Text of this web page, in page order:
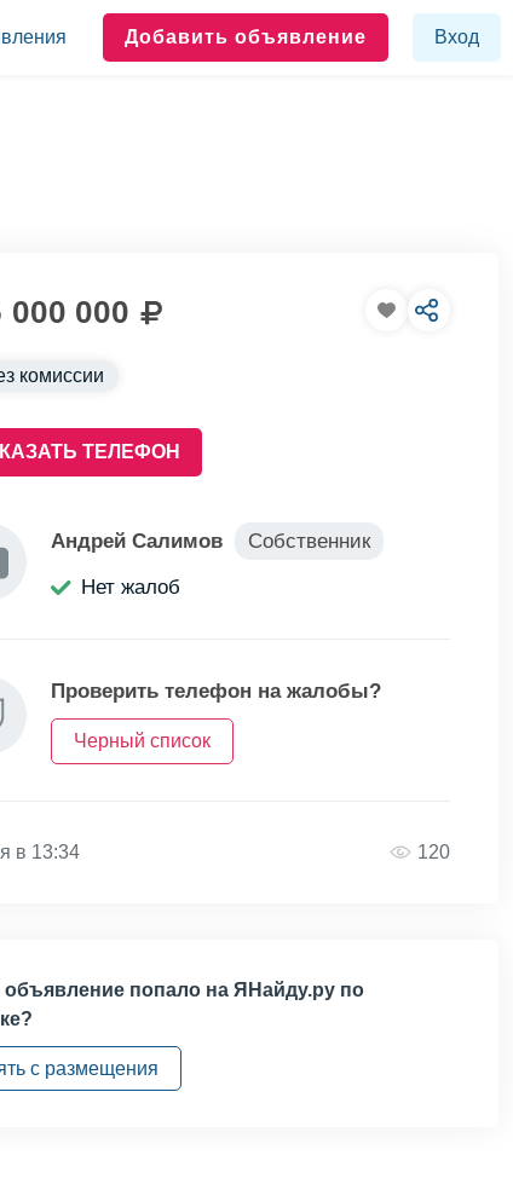
Добавить объявление Вход
000 000
комиссии
ТЕЛЕФОН
Андрей Салимов
Собственник
Нет жалоб
Проверить телефон на жалобы?
Черный список
в 13:34 120
объявление попало на ЯНайду.ру по
с размещения